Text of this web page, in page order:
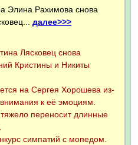
Элина Рахимова снова
далее>>>
Лясковец снова
Кристины и Никиты
на Сергея Хорошева из-
внимания к её эмоциям.
переносит длинные
симпатий с мопедом.